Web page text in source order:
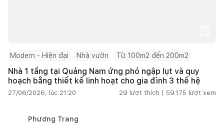
Modern - Hiện đại Nhà vườn Từ 100m2 đến 200m2
Nhà 1 tầng tại Quảng Nam ứng phó ngập lụt và quy
hoạch bằng thiết kế linh hoạt cho gia đình 3 thế hệ
27/06/2026, lúc 21:20 29 lượt thích | 59.175 lượt xem
Phương Trang